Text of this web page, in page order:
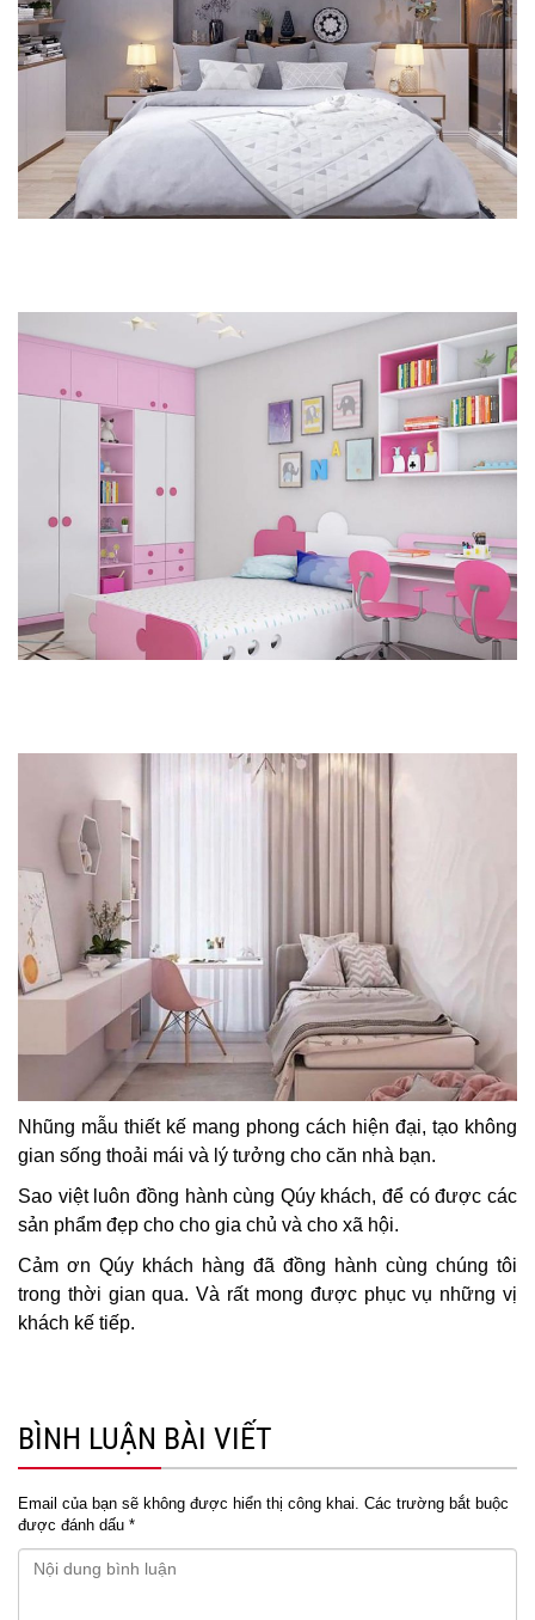
Nhũng mẫu thiết kế mang phong cách hiện đại, tạo không
gian sống thoải mái và lý tưởng cho căn nhà bạn.
Sao việt luôn đồng hành cùng Qúy khách, để có được các
sản phẩm đẹp cho cho gia chủ và cho xã hội.
Cảm ơn Qúy khách hàng đã đồng hành cùng chúng tôi
trong thời gian qua. Và rất mong được phục vụ những vị
khách kế tiếp.
BÌNH LUẬN BÀI VIẾT
Email của bạn sẽ không được hiển thị công khai. Các trường bắt buộc
được đánh dấu *